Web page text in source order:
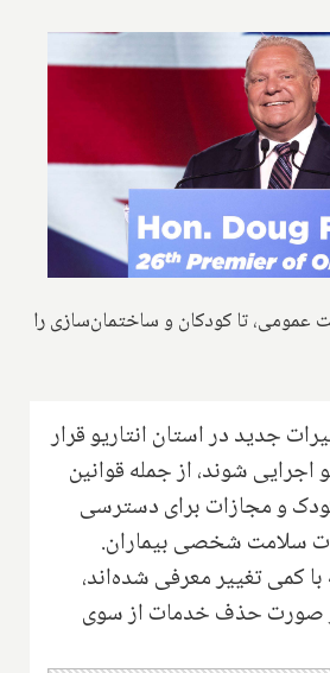
عمومی، تا کودکان و ساختمان‌سازی را
جدید در استان انتاریو قرار
شوند، از جمله قوانین
و مجازات برای دسترسی
سلامت شخصی بیماران.
با کمی تغییر معرفی شده‌اند،
صورت حذف خدمات از سوی